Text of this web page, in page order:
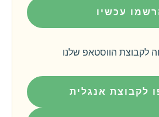
עכשיו
לקבוצת הווסטאפ שלנו
לקבוצת אנגלית